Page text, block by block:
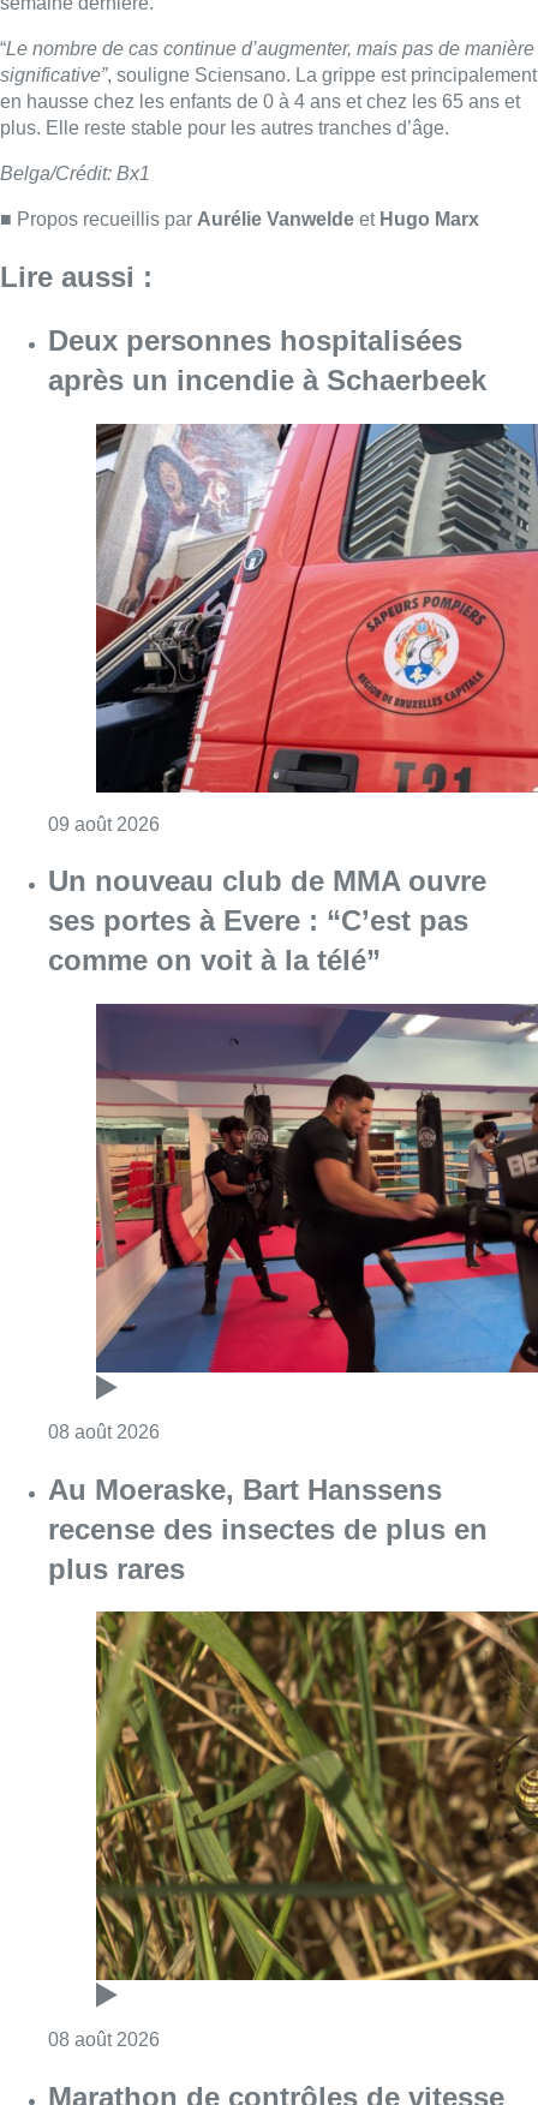
Deux personnes hospitalisées
après un incendie à Schaerbeek
09 août 2026Consulter l'article "Deux personnes
Un nouveau club de MMA ouvre
ses portes à Evere : “C’est pas
comme on voit à la télé”
08 août 2026Consulter l'article "Un nouveau club de
Au Moeraske, Bart Hanssens
recense des insectes de plus en
plus rares
08 août 2026Consulter l'article "Au Moeraske, Bart
Marathon de contrôles de vitesse
ce week-end: “Une moto a été
flashée à 121 km/h sur l’avenue de
Tervuren”